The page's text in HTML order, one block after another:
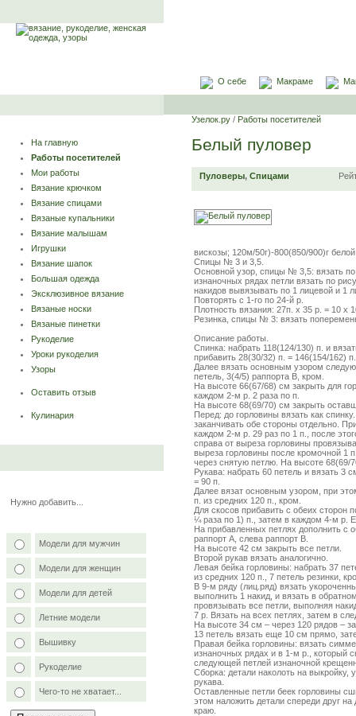
О себе Макраме
На главную
Работы посетителей
Мои работы
Вязание крючком
Вязание спицами
Вязаные купальники
Вязание малышам
Игрушки
Вязание шапок
Большая одежда
Эксклюзивное вязание
Вязаные носки
Вязаные пинетки
Рукоделие
Уроки рукоделия
Узоры
Оставить отзыв
Кулинария
Нужно добавить...
Модели для мужчин
Модели для женщин
Модели для детей
Летние модели
Вышивку
Рукоделие
Чего-то не хватает...
Узелок.ру / Работы посетителей
Белый пуловер
Пуловеры, Спицами
вискозы; 120м/50г)-800(850/900)г
Спицы № 3 и 3,5.
Основной узор, спицы № 3,5: вязать
изнаночных рядах петли вязать по
накидов вывязывать по 1 лицевой и 1
Повторять с 1-го по 24-й р.
Плотность вязания: 27п. x 35 р. = 10 x
Резинка, спицы № 3: вязать
Описание работы.
Спинка: набрать 118(124/130) п. и
прибавить 28(30/32) п. = 146(154/162) п.
Далее вязать основным узором
петель, 3(4/5) раппорта В, кром.
На высоте 66(67/68) см закрыть для
каждом 2-м р. 2 раза по п.
На высоте 68(69/70) см закрыть
Перед: до горловины вязать как
заканчивать обе стороны отдельно.
каждом 2-м р. 29 раз по 1 п., после
справа от выреза горловины
выреза горловины после кромочной 1
через снятую петлю. На высоте 68(69/
Рукава: набрать 60 петель и вязать 3
= 90 п.
Далее вязат основным узором, при
п. из средних 120 п., кром.
Для скосов прибавить с обеих сторон
¼ раза по 1) п., затем в каждом 4-м р.
На прибавленных петлях дополнить с
раппорт А, слева раппорт В.
На высоте 42 см закрыть все петли.
Второй рукав вязать аналогично.
Левая бейка горловины: набрать 37
из средних 120 п., 7 петель резинки,
В 9-м ряду (лиц.ряд) вязать
выполнить 1 накид, и вязать в
провязывать все петли, выполняя
7 р. Вязать на всех петлях, затем в
На высоте 34 см – через 120 рядов –
13 петель вязать еще 10 см прямо,
Правая бейка горловины: вязать
изнаночных рядах и в 1-м р., который
следующей петлей изнаночной
Сборка: детали наколоть на
рукава.
Оставленные петли беек горловины
этом наложить детали спереди друг
краю.